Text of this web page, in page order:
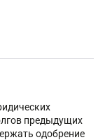
предыдущих
одобрение